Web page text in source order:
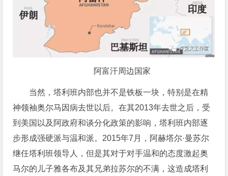
阿富汗周边国家
当然，塔利班内部也并不是铁板一块，特别是在精
神领袖奥尔马因病去世以后。在其2013年去世之后，受
到美国以及阿政府和谈分化政策的影响，塔利班内部逐
步形成强硬派与温和派。2015年7月，阿赫塔尔·曼苏尔
继任塔利班领导人，但是其对于对手温和的态度激起奥
马尔的儿子雅各布及其兄弟拉苏尔的不满，这造成塔利